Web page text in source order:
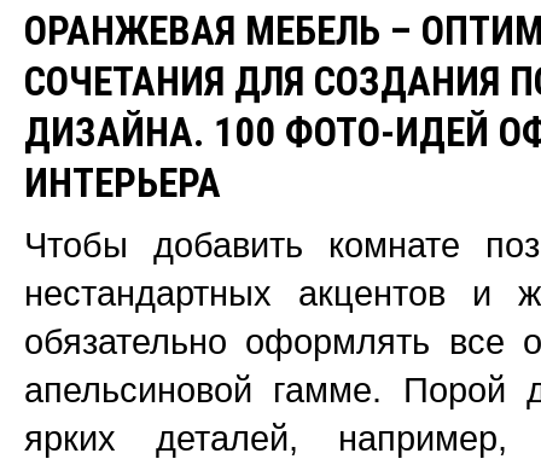
ОРАНЖЕВАЯ МЕБЕЛЬ –
СОЧЕТАНИЯ ДЛЯ СОЗДАНИЯ
ДИЗАЙНА. 100 ФОТО-ИДЕЙ
ИНТЕРЬЕРА
Чтобы добавить комнате
нестандартных акцентов и
обязательно оформлять все
апельсиновой гамме. Порой
ярких деталей, например,